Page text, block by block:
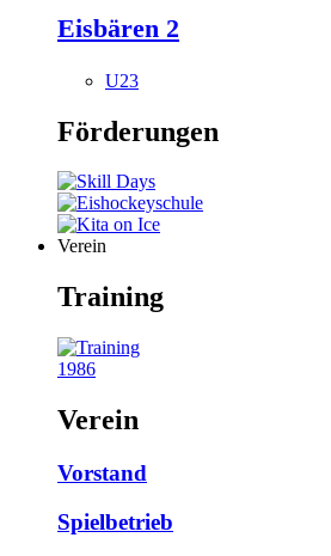
Eisbären 2
U23
Förderungen
Verein
Training
1986
Verein
Vorstand
Spielbetrieb